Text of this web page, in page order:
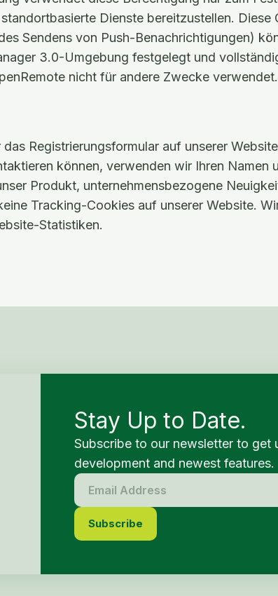
Dienste bereitzustellen. Diese
Sendens von Push-Benachrichtigungen)
3.0-Umgebung festgelegt und
nicht für andere Zwecke verwendet.
Registrierungsformular auf unserer Website
können, verwenden wir Ihren Namen
Produkt, unternehmensbezogene
Tracking-Cookies auf unserer Website.
Statistiken.
Stay Up to Date.
Subscribe to our newsletter to get
development and newest features.